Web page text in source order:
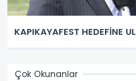
KAPIKAYAFEST HEDEFİNE
Çok Okunanlar